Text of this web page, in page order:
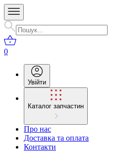
0
Увійти
Каталог запчастин
Про нас
Доставка та оплата
Контакти